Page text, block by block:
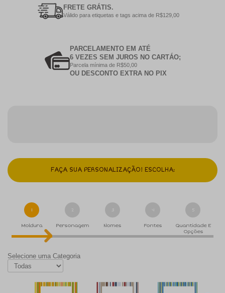
FRETE GRÁTIS.
Válido para etiquetas e tags acima de R$129,00
PARCELAMENTO EM ATÉ
6 VEZES SEM JUROS NO CARTÁO;
Parcela mínima de R$50,00
OU DESCONTO EXTRA NO PIX
FAÇA SUA PERSONALIZAÇÃO! ESCOLHA:
1
Moldura
2
Personagem
3
Nomes
4
Fontes
5
Quantidade E
Opções
Selecione uma Categoria